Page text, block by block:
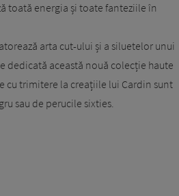
toată energia și toate fanteziile în
arta cut-ului și a siluetelor unui
dedicată această nouă colecție haute
cu trimitere la creațiile lui Cardin sunt
sau de perucile sixties.